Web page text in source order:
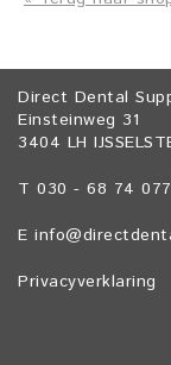
Direct Dental
Einsteinweg 31
3404 LH
T 030 - 68 74 077
E
Privacyverklaring